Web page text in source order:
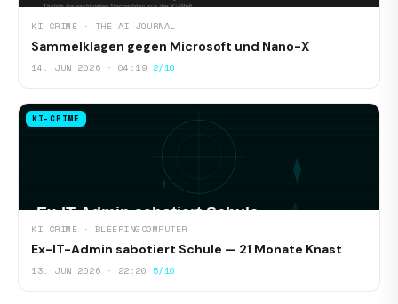
KI-CRIME · THE AI JOURNAL
Sammelklagen gegen Microsoft und Nano-X
14. JUN 2026 · 04:19 2/10
KI-CRIME
KI-CRIME · BLEEPINGCOMPUTER
Ex-IT-Admin sabotiert Schule — 21 Monate Knast
13. JUN 2026 · 22:20 5/10